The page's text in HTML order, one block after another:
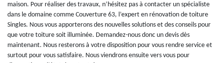
maison. Pour réaliser des travaux, n’hésitez pas à contacter un spécialiste
dans le domaine comme Couverture 63, l’expert en rénovation de toiture
Singles. Nous vous apporterons des nouvelles solutions et des conseils pour
que votre toiture soit illuminée. Demandez-nous donc un devis dès
maintenant. Nous resterons à votre disposition pour vous rendre service et
surtout pour vous satisfaire. Nous viendrons ensuite vers vous pour